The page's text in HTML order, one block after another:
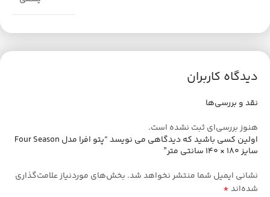
دیدگاه کاربران
نقد و بررسی‌ها
هنوز بررسی‌ای ثبت نشده است.
اولین کسی باشید که دیدگاهی می نویسد “پتو افرا مدل Four Season
سایز 180 × 140 سانتی متر”
نشانی ایمیل شما منتشر نخواهد شد. بخش‌های موردنیاز علامت‌گذاری
شده‌اند*